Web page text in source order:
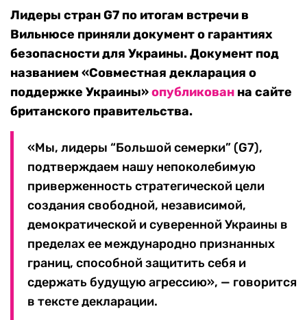
Лидеры стран G7 по итогам встречи в
Вильнюсе приняли документ о гарантиях
безопасности для Украины. Документ под
названием «Совместная декларация о
поддержке Украины»опубликован на сайте
британского правительства.
«Мы, лидеры “Большой семерки” (G7),
подтверждаем нашу непоколебимую
приверженность стратегической цели
создания свободной, независимой,
демократической и суверенной Украины в
пределах ее международно признанных
границ, способной защитить себя и
сдержать будущую агрессию», — говорится
в тексте декларации.